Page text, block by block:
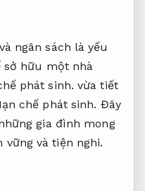
ngân sách là yếu
sở hữu một nhà
phát sinh. vừa tiết
chế phát sinh. Đây
gia đình mong
vững và tiện nghi.